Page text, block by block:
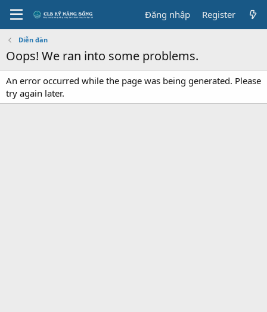
Đăng nhập Register
Diễn đàn
Oops! We ran into some problems.
An error occurred while the page was being generated. Please
try again later.